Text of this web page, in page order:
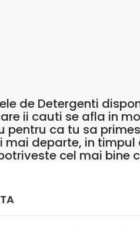
de Detergenti
ii cauti se afla in
ca tu sa
mai departe, in
cel mai bine